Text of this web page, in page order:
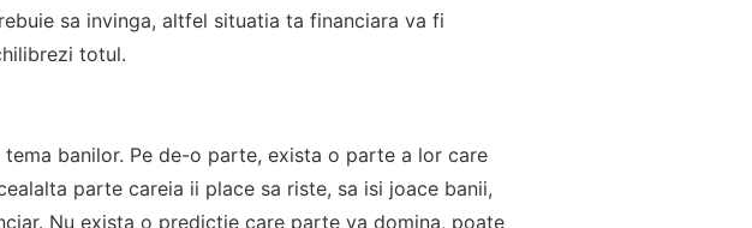
sa invinga, altfel situatia ta financiara va fi
totul.
banilor. Pe de-o parte, exista o parte a lor care
parte careia ii place sa riste, sa isi joace banii,
Nu exista o predictie care parte va domina, poate